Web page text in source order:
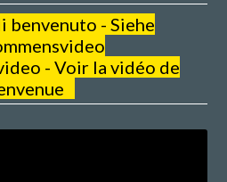
benvenuto - Siehe
- Voir la vidéo de